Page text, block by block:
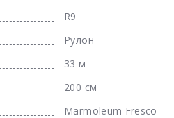
R9
Рулон
33 м
200 см
Marmoleum Fresco